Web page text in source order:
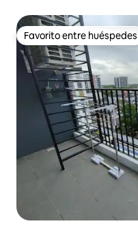
Favorito entre huéspedes
Favorito entre huéspedes